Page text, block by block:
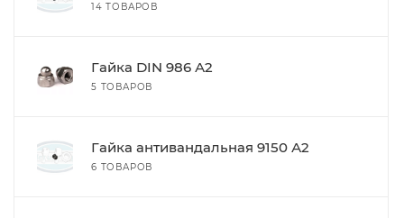
14 ТОВАРОВ
Гайка DIN 986 А2
5 ТОВАРОВ
Гайка антивандальная 9150 А2
6 ТОВАРОВ